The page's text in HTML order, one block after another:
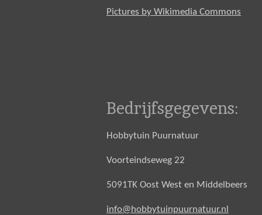
Pictures by Wikimedia Commons
Bedrijfsgegevens:
Hobbytuin Puurnatuur
Voorteindseweg 22
5091TK Oost West en Middelbeers
info@hobbytuinpuurnatuur.nl